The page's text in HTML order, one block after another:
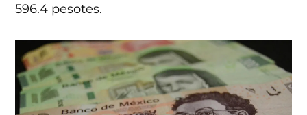
596.4 pesotes.